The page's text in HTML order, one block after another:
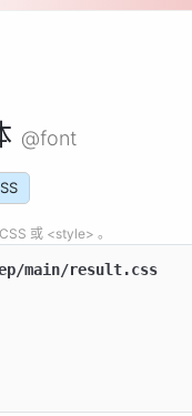
@font
或 <style> 。
main/result.css